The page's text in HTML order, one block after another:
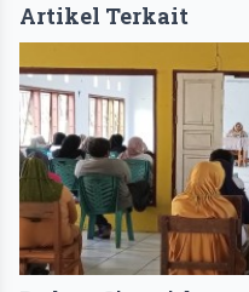
Artikel Terkait